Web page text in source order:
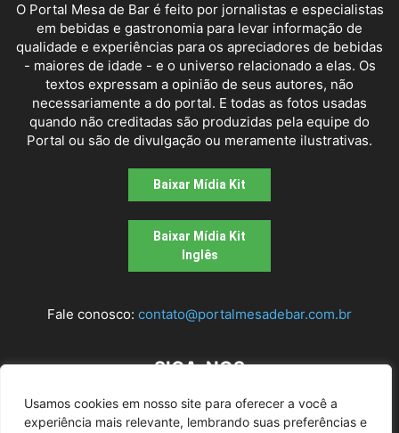
Usamos cookies em nosso site para oferecer a você a
experiência mais relevante, lembrando suas preferências e
O Portal Mesa de Bar é feito por jornalistas e especialistas
em bebidas e gastronomia para levar informação de
qualidade e experiências para os apreciadores de bebidas
- maiores de idade - e o universo relacionado a elas. Os
textos expressam a opinião de seus autores, não
necessariamente a do portal. E todas as fotos usadas
quando não creditadas são produzidas pela equipe do
Portal ou são de divulgação ou meramente ilustrativas.
Baixar Mídia Kit
Baixar Mídia Kit
Inglês
Fale conosco: contato@portalmesadebar.com.br
SIGA-NOS